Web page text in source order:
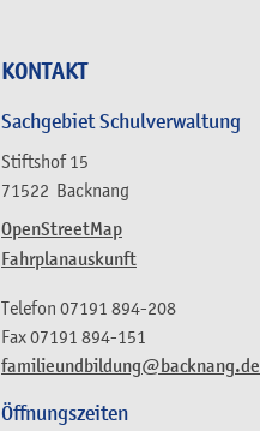
KONTAKT
Sachgebiet Schulverwaltung
Stiftshof 15
71522 Backnang
OpenStreetMap
Fahrplanauskunft
familieundbildung@backnang.de
Telefon 07191 894-208
Fax07191 894-151
Öffnungszeiten